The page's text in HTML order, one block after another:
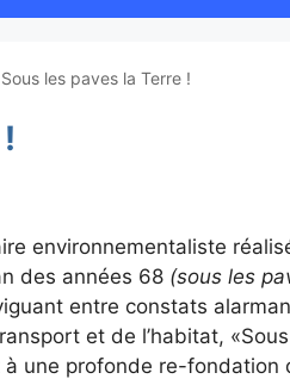
Sous les paves la Terre !
environnementaliste
des années 68 (sous les
entre constats
et de l’habitat,
à une profonde re-